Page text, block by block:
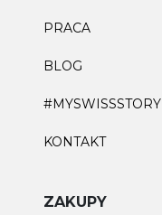
PRACA
BLOG
#MYSWISSSTORY
KONTAKT
ZAKUPY